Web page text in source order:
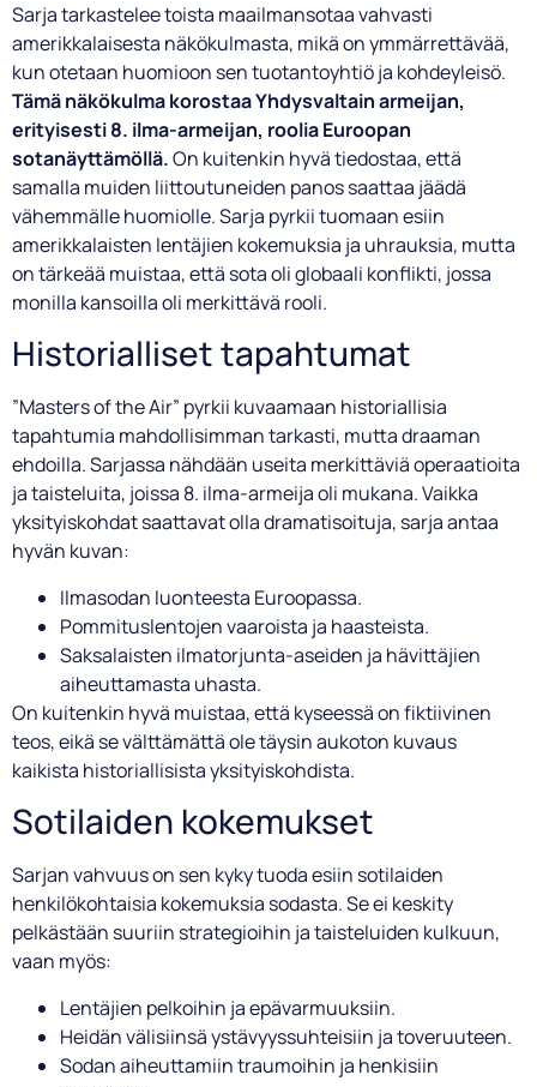
Sarja tarkastelee toista maailmansotaa vahvasti
amerikkalaisesta näkökulmasta, mikä on ymmärrettävää,
kun otetaan huomioon sen tuotantoyhtiö ja kohdeyleisö.
Tämä näkökulma korostaa Yhdysvaltain armeijan,
erityisesti 8. ilma-armeijan, roolia Euroopan
sotanäyttämöllä.On kuitenkin hyvä tiedostaa, että
samalla muiden liittoutuneiden panos saattaa jäädä
vähemmälle huomiolle. Sarja pyrkii tuomaan esiin
amerikkalaisten lentäjien kokemuksia ja uhrauksia, mutta
on tärkeää muistaa, että sota oli globaali konflikti, jossa
monilla kansoilla oli merkittävä rooli.
Historialliset tapahtumat
”Masters of the Air” pyrkii kuvaamaan historiallisia
tapahtumia mahdollisimman tarkasti, mutta draaman
ehdoilla. Sarjassa nähdään useita merkittäviä operaatioita
ja taisteluita, joissa 8. ilma-armeija oli mukana. Vaikka
yksityiskohdat saattavat olla dramatisoituja, sarja antaa
hyvän kuvan:
Ilmasodan luonteesta Euroopassa.
Pommituslentojen vaaroista ja haasteista.
Saksalaisten ilmatorjunta-aseiden ja hävittäjien
aiheuttamasta uhasta.
On kuitenkin hyvä muistaa, että kyseessä on fiktiivinen
teos, eikä se välttämättä ole täysin aukoton kuvaus
kaikista historiallisista yksityiskohdista.
Sotilaiden kokemukset
Sarjan vahvuus on sen kyky tuoda esiin sotilaiden
henkilökohtaisia kokemuksia sodasta. Se ei keskity
pelkästään suuriin strategioihin ja taisteluiden kulkuun,
vaan myös:
Lentäjien pelkoihin ja epävarmuuksiin.
Heidän välisiinsä ystävyyssuhteisiin ja toveruuteen.
Sodan aiheuttamiin traumoihin ja henkisiin